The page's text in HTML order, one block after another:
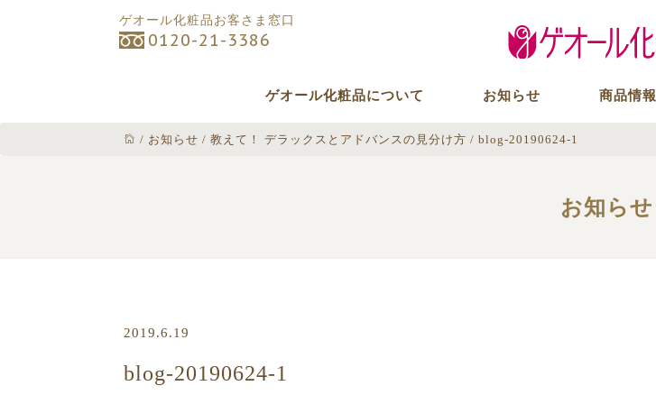
ゲオール化粧品について お知らせ 商品情報
ゲオール化粧品お客さま窓口
0120-21-3386
/ お知らせ / 教えて！ デラックスとアドバンスの見分け方 / blog-20190624-1
お知らせ
2019.6.19
blog-20190624-1